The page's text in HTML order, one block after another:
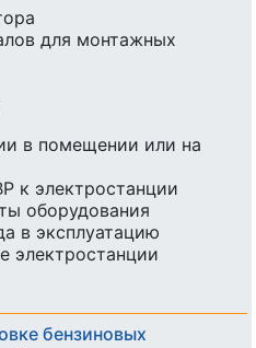
для монтажных
в помещении или на
к электростанции
оборудования
в эксплуатацию
электростанции
бензиновых